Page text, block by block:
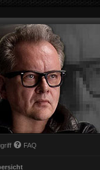
FAQ